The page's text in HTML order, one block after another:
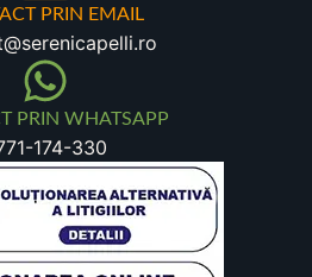
PRIN EMAIL
PRIN WHATSAPP
174-330